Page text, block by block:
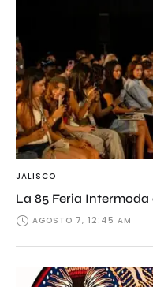
JALISCO
La 85 Feria
AGOSTO 7, 12:45 AM